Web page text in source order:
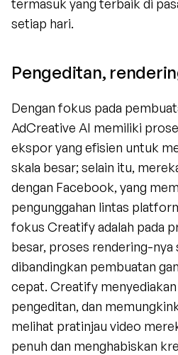
termasuk yang terbaik di
setiap hari.
Pengeditan,
Dengan fokus pada
AdCreative AI memiliki
ekspor yang efisien untuk
skala besar; selain itu,
dengan Facebook, yang
pengunggahan lintas
fokus Creatify adalah pada
besar, proses rendering-
dibandingkan pembuatan
cepat. Creatify
pengeditan, dan
melihat pratinjau video
penuh dan menghabiskan